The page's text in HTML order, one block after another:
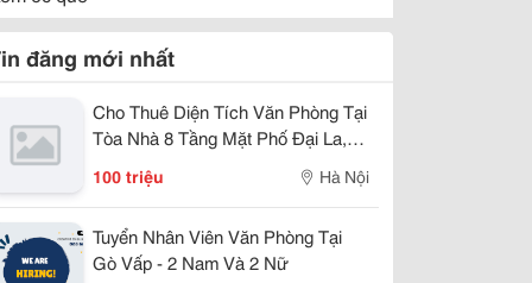
đăng mới nhất
Cho Thuê Diện Tích Văn Phòng Tại
Tòa Nhà 8 Tầng Mặt Phố Đại La,
100 triệu Hà Nội
Tuyển Nhân Viên Văn Phòng Tại
Gò Vấp - 2 Nam Và 2 Nữ